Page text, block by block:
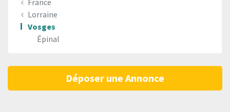
France
Lorraine
Vosges
Épinal
Déposer une Annonce